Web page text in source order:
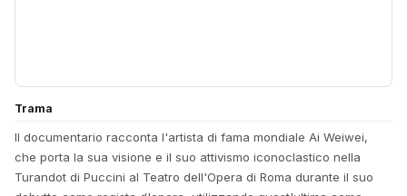
Trama
Il documentario racconta l'artista di fama mondiale Ai Weiwei,
che porta la sua visione e il suo attivismo iconoclastico nella
Turandot di Puccini al Teatro dell'Opera di Roma durante il suo